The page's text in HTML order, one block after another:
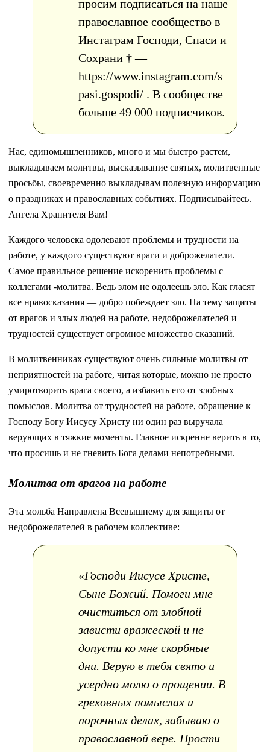
просим подписаться на наше
православное сообщество в
Инстаграм Господи, Спаси и
Сохрани † —
https://www.instagram.com/s
pasi.gospodi/ . В сообществе
больше 49 000 подписчиков.
Нас, единомышленников, много и мы быстро растем,
выкладываем молитвы, высказывание святых, молитвенные
просьбы, своевременно выкладывам полезную информацию
о праздниках и православных событиях. Подписывайтесь.
Ангела Хранителя Вам!
Каждого человека одолевают проблемы и трудности на
работе, у каждого существуют враги и доброжелатели.
Самое правильное решение искоренить проблемы с
коллегами -молитва. Ведь злом не одолеешь зло. Как гласят
все нравосказания — добро побеждает зло. На тему защиты
от врагов и злых людей на работе, недоброжелателей и
трудностей существует огромное множество сказаний.
В молитвенниках существуют очень сильные молитвы от
неприятностей на работе, читая которые, можно не просто
умиротворить врага своего, а избавить его от злобных
помыслов. Молитва от трудностей на работе, обращение к
Господу Богу Иисусу Христу ни один раз выручала
верующих в тяжкие моменты. Главное искренне верить в то,
что просишь и не гневить Бога делами непотребными.
Молитва от врагов на работе
Эта мольба Направлена Всевышнему для защиты от
недоброжелателей в рабочем коллективе:
«Господи Иисусе Христе,
Сыне Божий. Помоги мне
очиститься от злобной
зависти вражеской и не
допусти ко мне скорбные
дни. Верую в тебя свято и
усердно молю о прощении. В
греховных помыслах и
порочных делах, забываю о
православной вере. Прости